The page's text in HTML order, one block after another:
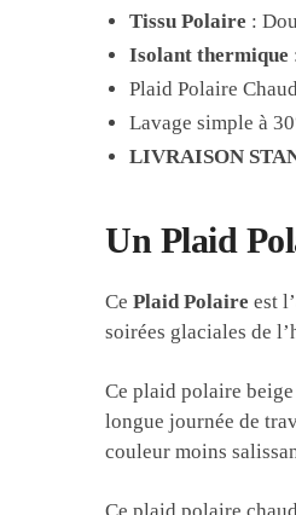
Tissu Polaire :
Isolant thermique
Plaid Polaire
Lavage simple à
LIVRAISON
Un Plaid
CePlaid Polaire est
soirées glaciales de
Ce plaid polaire
longue journée de
couleur moins